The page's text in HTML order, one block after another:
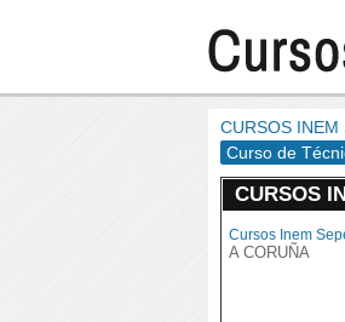
CURSOS INEM
Curso de
CURSOS
Cursos Inem
A CORUÑA